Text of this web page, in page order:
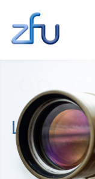
Zentralstelle für